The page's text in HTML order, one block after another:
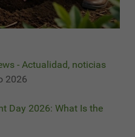
- Actualidad, noticias
2026
Day 2026: What Is the